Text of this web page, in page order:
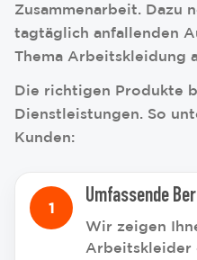
Zusammenarbeit. Dazu
tagtäglich anfallenden
Thema Arbeitskleidung
Die richtigen Produkte
Dienstleistungen. So
Kunden:
Umfassende
Wir zeigen
Arbeitskleider